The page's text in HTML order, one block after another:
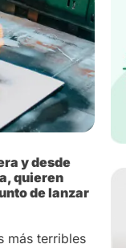
y desde
quieren
de lanzar
más terribles